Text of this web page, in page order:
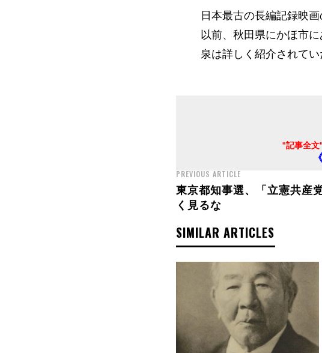
日本最古の長編記録映
以前、秋田県にかほ市
泉は詳しく紹介されて
"記事全文"
PREVIOUS ARTICLE
東京都知事選、「立憲共産
く見るな
SIMILAR ARTICLES